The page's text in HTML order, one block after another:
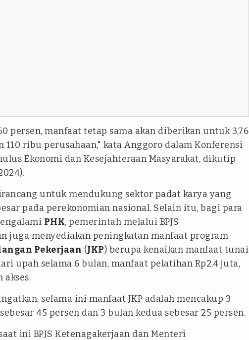
persen, manfaat tetap sama akan diberikan untuk 3,76
110 ribu perusahaan," kata Anggoro dalam Konferensi
Ekonomi dan Kesejahteraan Masyarakat, dikutip
untuk mendukung sektor padat karya yang
pada perekonomian nasional. Selain itu, bagi para
PHK, pemerintah melalui BPJS
juga menyediakan peningkatan manfaat program
Pekerjaan (JKP) berupa kenaikan manfaat tunai
upah selama 6 bulan, manfaat pelatihan Rp2,4 juta,
akses.
selama ini manfaat JKP adalah mencakup 3
45 persen dan 3 bulan kedua sebesar 25 persen.
ini BPJS Ketenagakerjaan dan Menteri